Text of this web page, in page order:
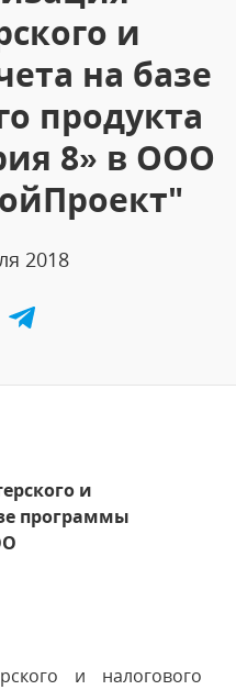
и
на базе
продукта
8» в ООО
2018
и
программы
и налогового